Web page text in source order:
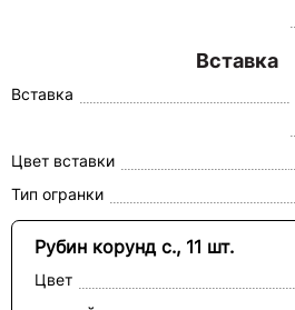
Вставка
Вставка
Цвет вставки
Тип огранки
Рубин корунд с., 11 шт.
Цвет